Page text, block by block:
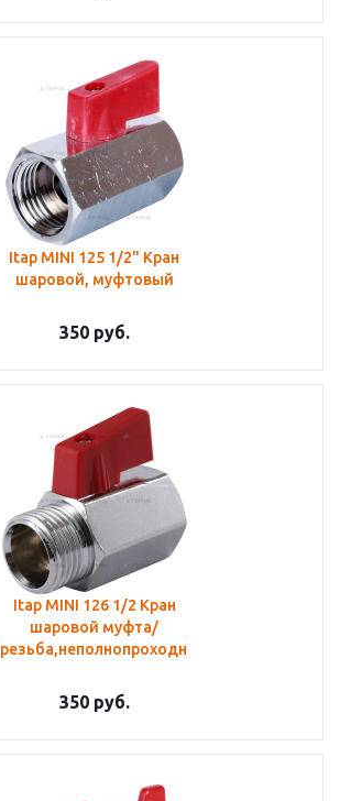
Itap MINI 125 1/2" Кран
шаровой, муфтовый
350руб.
Itap MINI 126 1/2 Кран
шаровой муфта/
резьба,неполнопроходной
350руб.